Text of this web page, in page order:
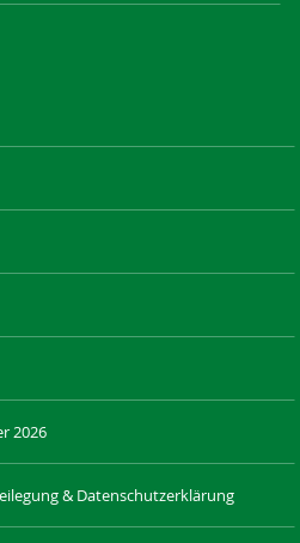
2026
& Datenschutzerklärung